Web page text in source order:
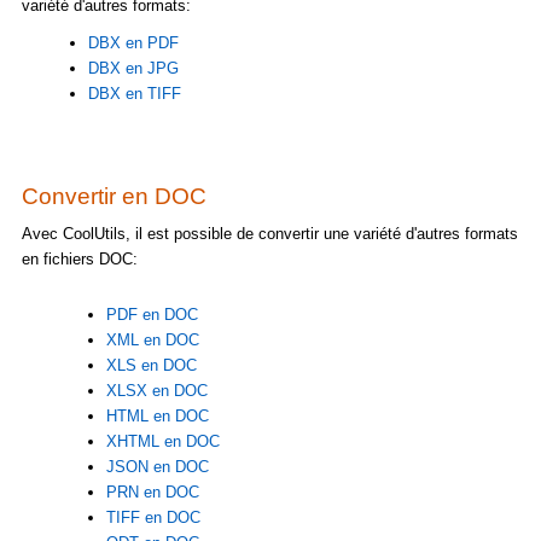
variété d'autres formats:
DBX en PDF
DBX en JPG
DBX en TIFF
Convertir en DOC
Avec CoolUtils, il est possible de convertir une variété d'autres formats
en fichiers DOC:
PDF en DOC
XML en DOC
XLS en DOC
XLSX en DOC
HTML en DOC
XHTML en DOC
JSON en DOC
PRN en DOC
TIFF en DOC